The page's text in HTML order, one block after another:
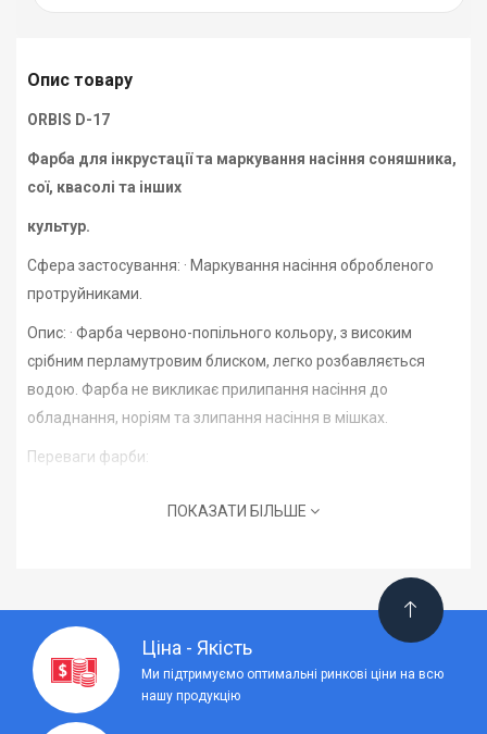
Опис товару
ORBIS D-17
Фарба для інкрустації та маркування насіння соняшника,
сої, квасолі та інших
культур.
Сфера застосування: · Маркування насіння обробленого
протруйниками.
Опис: · Фарба червоно-попільного кольору, з високим
срібним перламутровим блиском, легко розбавляється
водою. Фарба не викликає прилипання насіння до
обладнання, норіям та злипання насіння в мішках.
Переваги фарби:
Обладнання чудово очищується водою.
Відсутня злипання посівного матеріалу після фарбування.
Не містить летючих розчинників.
ПОКАЗАТИ БІЛЬШЕ
Ціна - Якість
Ми підтримуємо оптимальні ринкові ціни на всю
нашу продукцію